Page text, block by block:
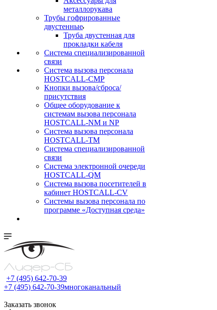
металлорукава
Трубы гофрированные
двустенные
Труба двустенная для
прокладки кабеля
Система специализированной
связи
Cистема вызова персонала
HOSTCALL-CMP
Кнопки вызова/сброса/
присутствия
Общее оборудование к
системам вызова персонала
HOSTCALL-NM и NP
Система вызова персонала
HOSTCALL-TM
Система специализированной
связи
Система электронной очереди
HOSTCALL-QM
Cистема вызова посетителей в
кабинет HOSTCALL-CV
Системы вызова персонала по
программе «Доступная среда»
+7 (495) 642-70-39
+7 (495) 642-70-39многоканальный
Заказать звонок